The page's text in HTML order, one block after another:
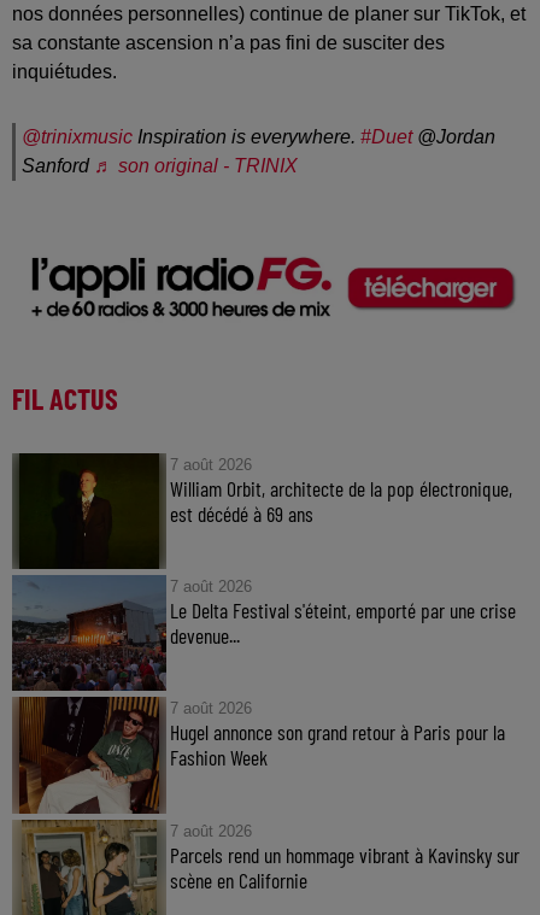
nos données personnelles) continue de planer sur TikTok, et
sa constante ascension n’a pas fini de susciter des
inquiétudes.
@trinixmusic Inspiration is everywhere. #Duet@Jordan
Sanford ♬ son original - TRINIX
FIL ACTUS
7 août 2026
William Orbit, architecte de la pop électronique,
est décédé à 69 ans
7 août 2026
Le Delta Festival s'éteint, emporté par une crise
devenue...
7 août 2026
Hugel annonce son grand retour à Paris pour la
Fashion Week
7 août 2026
Parcels rend un hommage vibrant à Kavinsky sur
scène en Californie